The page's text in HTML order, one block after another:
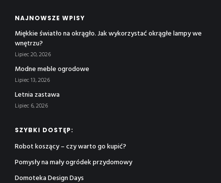
NAJNOWSZE WPISY
Miękkie światło na okrągło. Jak wykorzystać okrągłe lampy we
wnętrzu?
Lipiec 20, 2026
Modne meble ogrodowe
Lipiec 13, 2026
Letnia zastawa
Lipiec 6, 2026
SZYBKI DOSTĘP:
Robot koszący – czy warto go kupić?
Pomysły na mały ogródek przydomowy
Domoteka Design Days